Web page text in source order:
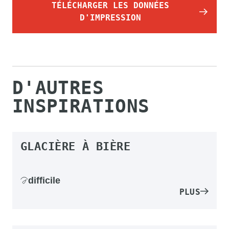
TÉLÉCHARGER LES DONNÉES
D'IMPRESSION
D'AUTRES
INSPIRATIONS
GLACIÈRE À BIÈRE
difficile
PLUS